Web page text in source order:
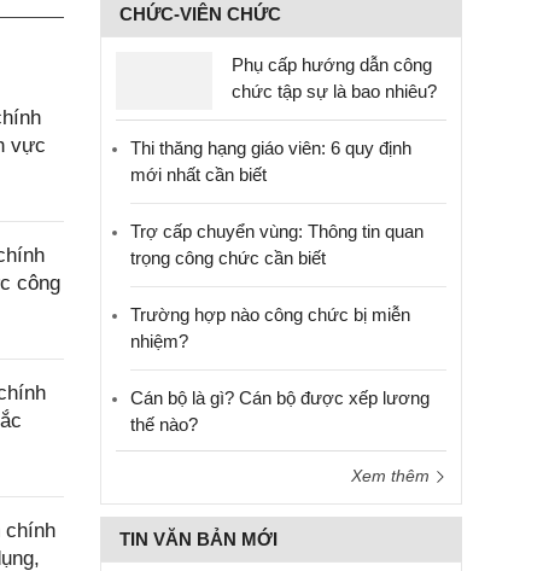
vực
công
chính
CHỨC-VIÊN CHỨC
Phụ cấp hướng dẫn công
chức tập sự là bao nhiêu?
Thi thăng hạng giáo viên: 6 quy định
mới nhất cần biết
Trợ cấp chuyển vùng: Thông tin quan
trọng công chức cần biết
Trường hợp nào công chức bị miễn
nhiệm?
Cán bộ là gì? Cán bộ được xếp lương
thế nào?
Xem thêm
TIN VĂN BẢN MỚI